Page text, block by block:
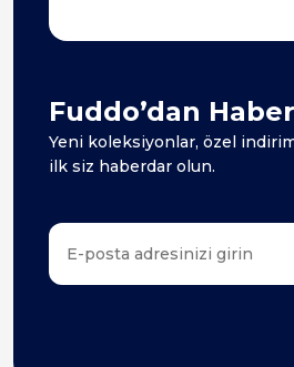
Fuddo’dan
Yeni koleksiyonlar, özel
ilk siz haberdar olun.